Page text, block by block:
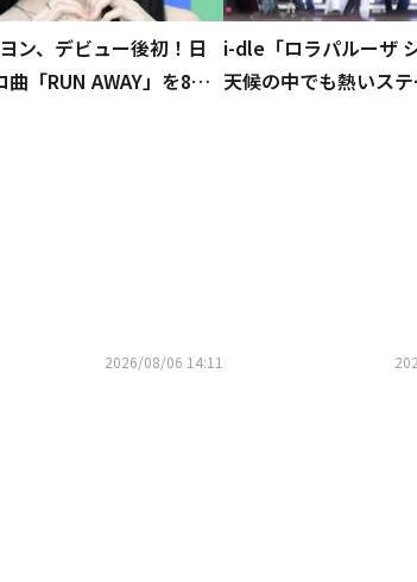
ン、デビュー後初！日
「RUN AWAY」を8月1
2026/08/06 14:11
i-dle「ロラパルーザ
天候の中でも熱いス